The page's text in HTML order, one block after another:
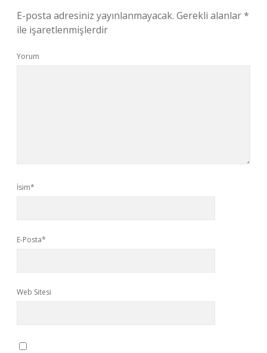
E-posta adresiniz yayınlanmayacak. Gerekli alanlar*
ile işaretlenmişlerdir
Yorum
İsim*
E-Posta*
Web Sitesi